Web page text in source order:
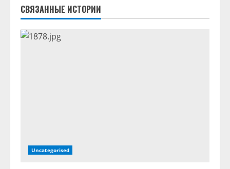
ч
т
СВЯЗАННЫЕ ИСТОРИИ
Uncategorised